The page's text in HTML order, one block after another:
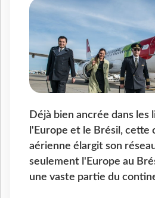
Déjà bien ancrée dans les
l'Europe et le Brésil, cette
aérienne élargit son
seulement l'Europe au
une vaste partie du